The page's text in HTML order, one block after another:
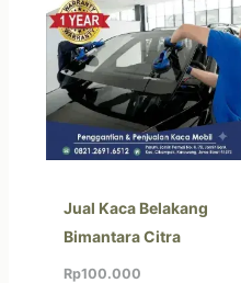
Jual Kaca Belakang
Bimantara Citra
Rp100.000